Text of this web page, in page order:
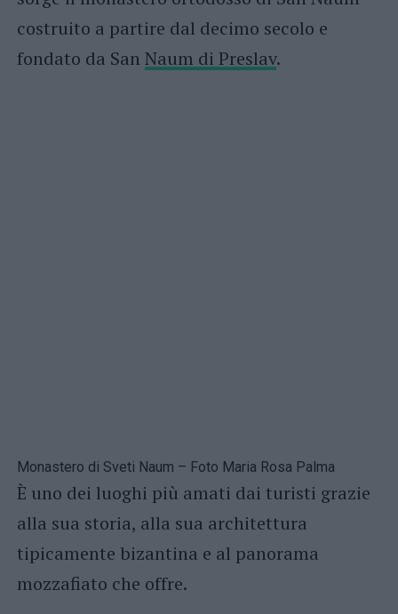
costruito a partire dal decimo secolo e
fondato da San Naum di Preslav.
Monastero di Sveti Naum – Foto Maria Rosa Palma
È uno dei luoghi più amati dai turisti grazie
alla sua storia, alla sua architettura
tipicamente bizantina e al panorama
mozzafiato che offre.